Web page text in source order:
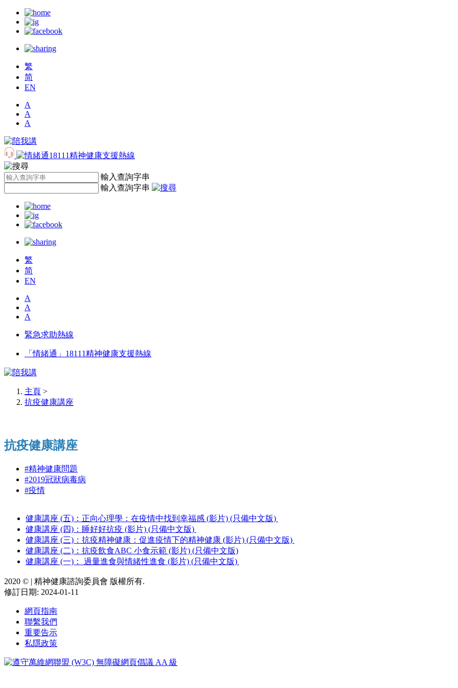
繁
简
EN
A
A
A
輸入查詢字串
輸入查詢字串
繁
简
EN
A
A
A
緊急求助熱線
「情緒通」18111精神健康支援熱線
主頁 >
抗疫健康講座
抗疫健康講座
#精神健康問題
#2019冠狀病毒病
#疫情
健康講座 (五)：正向心理學：在疫情中找到幸福感 (影片) (只備中文版)
健康講座 (四)：睡好好抗疫 (影片) (只備中文版)
健康講座 (三)：抗疫精神健康：促進疫情下的精神健康 (影片) (只備中文版)
健康講座 (二)：抗疫飲食ABC 小食示範 (影片) (只備中文版)
健康講座 (一)： 過量進食與情緒性進食 (影片) (只備中文版)
2020 ©️ | 精神健康諮詢委員會 版權所有.
修訂日期: 2024-01-11
網頁指南
聯繫我們
重要告示
私隱政策